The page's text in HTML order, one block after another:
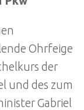
Ohrfeige
der
und des zum
Gabriel